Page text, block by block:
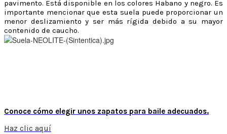
pavimento. Está disponible en los colores Habano y negro. Es
importante mencionar que esta suela puede proporcionar un
menor deslizamiento y ser más rígida debido a su mayor
contenido de caucho.
Conoce cómo elegir unos zapatos para baile adecuados.
Haz clic aquí